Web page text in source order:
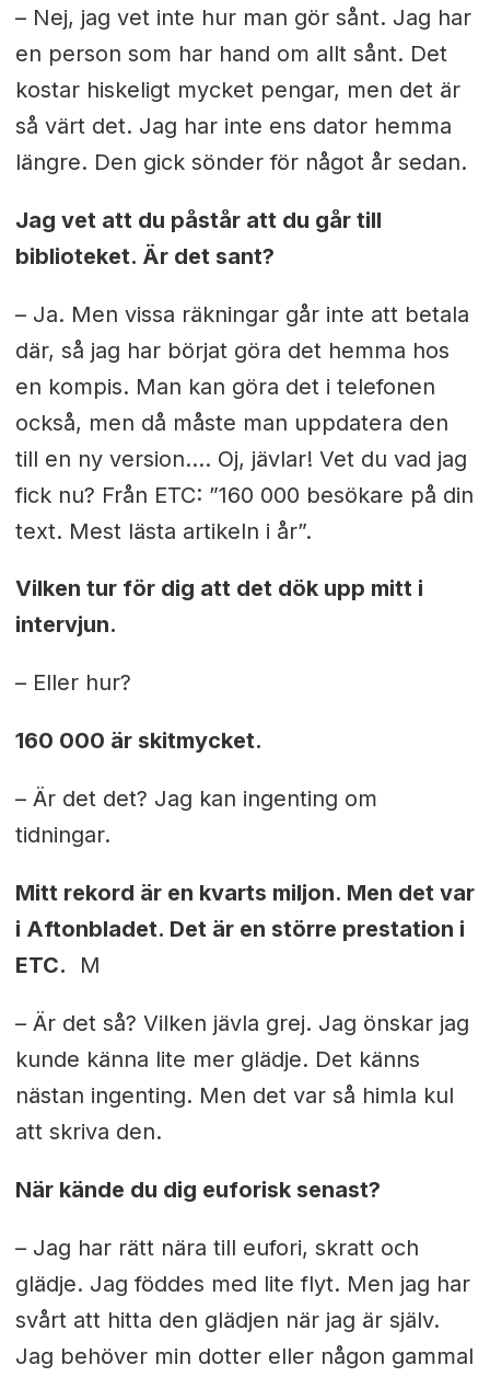
– Nej, jag vet inte hur man gör sånt. Jag har
en person som har hand om allt sånt. Det
kostar hiskeligt mycket pengar, men det är
så värt det. Jag har inte ens dator hemma
längre. Den gick sönder för något år sedan.
Jag vet att du påstår att du går till
biblioteket. Är det sant?
– Ja. Men vissa räkningar går inte att betala
där, så jag har börjat göra det hemma hos
en kompis. Man kan göra det i telefonen
också, men då måste man uppdatera den
till en ny version…. Oj, jävlar! Vet du vad jag
fick nu? Från ETC: ”160 000 besökare på din
text. Mest lästa artikeln i år”.
Vilken tur för dig att det dök upp mitt i
intervjun.
– Eller hur?
160 000 är skitmycket.
– Är det det? Jag kan ingenting om
tidningar.
Mitt rekord är en kvarts miljon. Men det var
i Aftonbladet. Det är en större prestation i
ETC. M
– Är det så? Vilken jävla grej. Jag önskar jag
kunde känna lite mer glädje. Det känns
nästan ingenting. Men det var så himla kul
att skriva den.
När kände du dig euforisk senast?
– Jag har rätt nära till eufori, skratt och
glädje. Jag föddes med lite flyt. Men jag har
svårt att hitta den glädjen när jag är själv.
Jag behöver min dotter eller någon gammal